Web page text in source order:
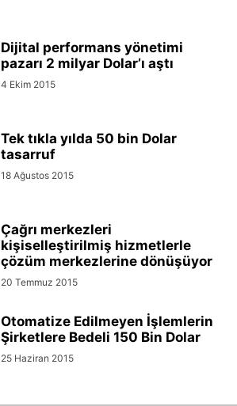
Dijital performans yönetimi
pazarı 2 milyar Dolar’ı aştı
4 Ekim 2015
Tek tıkla yılda 50 bin Dolar
tasarruf
18 Ağustos 2015
Çağrı merkezleri
kişiselleştirilmiş hizmetlerle
çözüm merkezlerine dönüşüyor
20 Temmuz 2015
Otomatize Edilmeyen İşlemlerin
Şirketlere Bedeli 150 Bin Dolar
25 Haziran 2015